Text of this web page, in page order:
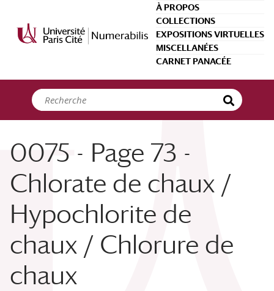
À PROPOS
COLLECTIONS
EXPOSITIONS VIRTUELLES
MISCELLANÉES
CARNET PANACÉE
0075 - Page 73 -
Chlorate de chaux /
Hypochlorite de
chaux / Chlorure de
chaux